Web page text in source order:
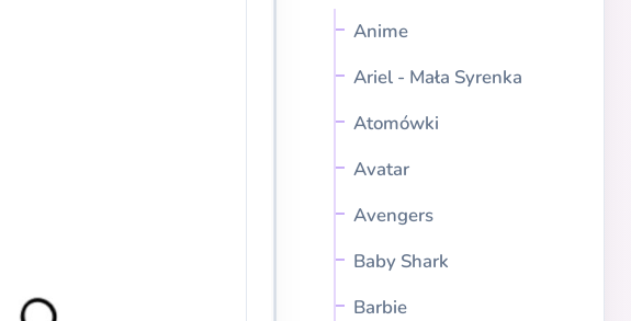
Anime
Ariel - Mała Syrenka
Atomówki
Avatar
Avengers
Baby Shark
Barbie